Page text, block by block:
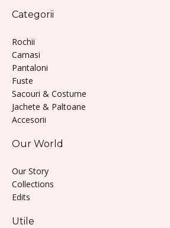
Categorii
Rochii
Camasi
Pantaloni
Fuste
Sacouri & Costume
Jachete & Paltoane
Accesorii
Our World
Our Story
Collections
Edits
Utile